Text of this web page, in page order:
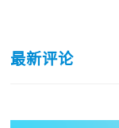
最新评论